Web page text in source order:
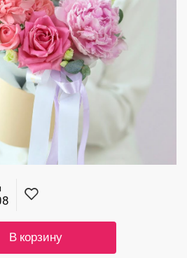
В корзину